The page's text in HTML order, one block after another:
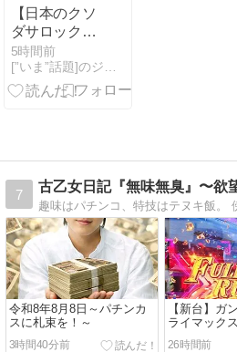
【日本のクソ
ダサロック】
ロックバンド
GEZANのマヒ
トゥ・ザ・ピ
チューしなが
ら女性に性的
暴行していた
5時間前
7
古乙女日記『無味無臭』〜欲
令和8年8月8日～パチンカ
スに札束を！～
3時間40分前
【新台】ガ
ライマック
26時間前